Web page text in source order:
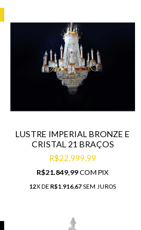
LUSTRE IMPERIAL BRONZE E
CRISTAL 21 BRAÇOS
R$22.999,99
R$21.849,99COM PIX
12X DER$1.916,67SEM JUROS